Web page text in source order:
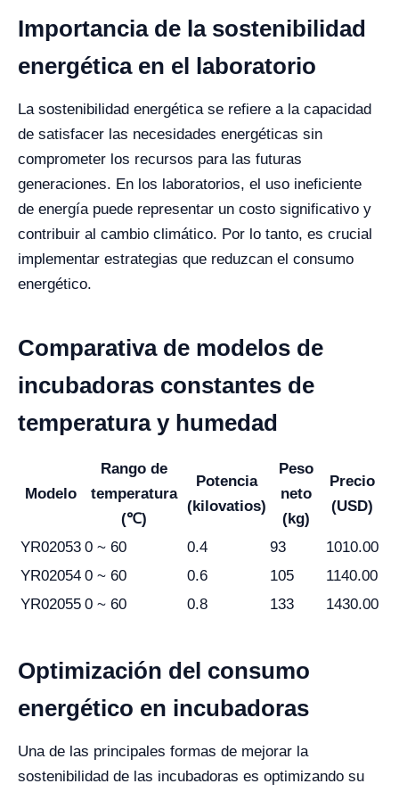
Importancia de la sostenibilidad
energética en el laboratorio
La sostenibilidad energética se refiere a la capacidad
de satisfacer las necesidades energéticas sin
comprometer los recursos para las futuras
generaciones. En los laboratorios, el uso ineficiente
de energía puede representar un costo significativo y
contribuir al cambio climático. Por lo tanto, es crucial
implementar estrategias que reduzcan el consumo
energético.
Comparativa de modelos de
incubadoras constantes de
temperatura y humedad
Modelo
Rango de
temperatura
(℃)
Potencia
(kilovatios)
Peso
neto
(kg)
Precio
(USD)
YR02053 0 ~ 60 0.4 93
1010.00
YR02054 0 ~ 60 0.6 105
1140.00
YR02055 0 ~ 60 0.8 133 1430.00
Optimización del consumo
energético en incubadoras
Una de las principales formas de mejorar la
sostenibilidad de las incubadoras es optimizando su